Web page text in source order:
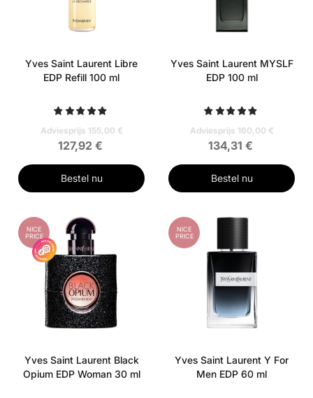
Yves Saint Laurent Libre
EDP Refill 100 ml
Adviesprijs 155,00 €
127,92 €
Bestel nu
Yves Saint Laurent MYSLF
EDP 100 ml
Adviesprijs 160,00 €
134,31 €
Bestel nu
NICE
PRICE
Yves Saint Laurent Black
Opium EDP Woman 30 ml
NICE
PRICE
Yves Saint Laurent Y For
Men EDP 60 ml